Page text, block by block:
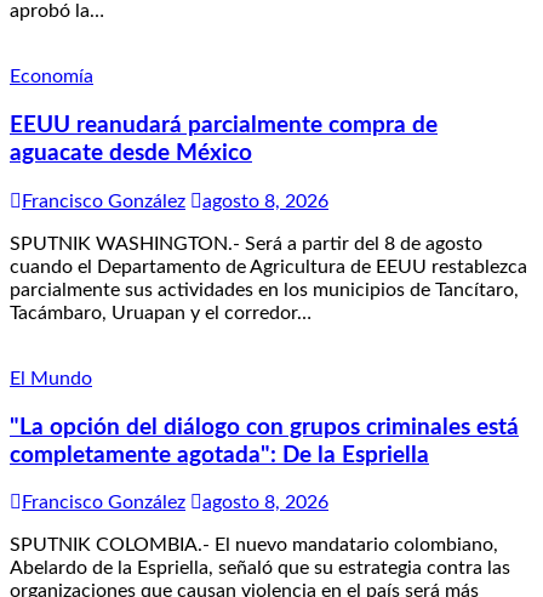
aprobó la…
Economía
EEUU reanudará parcialmente compra de
aguacate desde México
Francisco González agosto 8, 2026
SPUTNIK WASHINGTON.- Será a partir del 8 de agosto
cuando el Departamento de Agricultura de EEUU restablezca
parcialmente sus actividades en los municipios de Tancítaro,
Tacámbaro, Uruapan y el corredor…
El Mundo
"La opción del diálogo con grupos criminales está
completamente agotada": De la Espriella
Francisco González agosto 8, 2026
SPUTNIK COLOMBIA.- El nuevo mandatario colombiano,
Abelardo de la Espriella, señaló que su estrategia contra las
organizaciones que causan violencia en el país será más